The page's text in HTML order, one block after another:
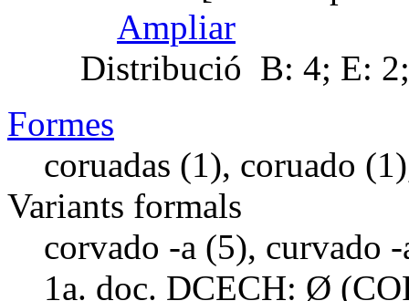
Ampliar
Distribució B: 4; E: 2;
Formes
coruadas (1), coruado
Variants formals
corvado -a (5), curvado
1a. doc. DCECH: Ø